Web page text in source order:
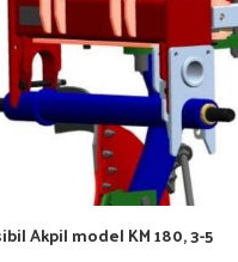
Akpil model KM 180, 3-5